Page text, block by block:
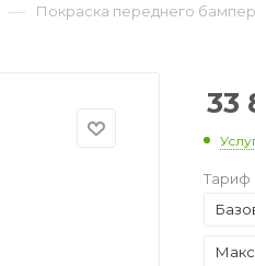
— Покраска переднего
33
Тариф